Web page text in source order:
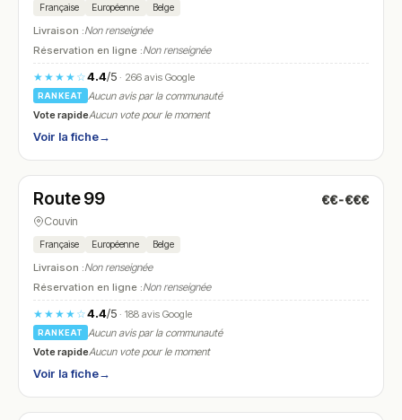
Française Européenne Belge
Livraison :Non renseignée
Réservation en ligne :Non renseignée
★★★★☆4.4/5· 266 avis Google
RANKEAT
Aucun avis par la communauté
Vote rapideAucun vote pour le moment
Voir la fiche→
N° 14
Route 99 €€-€€€
Couvin
Française Européenne Belge
Livraison :Non renseignée
Réservation en ligne :Non renseignée
★★★★☆4.4/5· 188 avis Google
RANKEAT
Aucun avis par la communauté
Vote rapideAucun vote pour le moment
Voir la fiche→